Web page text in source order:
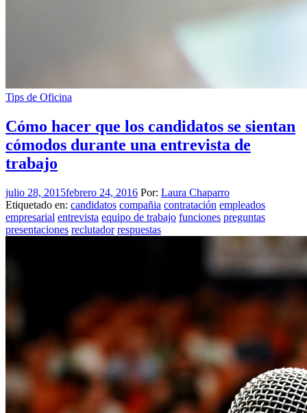
Tips de Oficina
Cómo hacer que los candidatos se sientan
cómodos durante una entrevista de
trabajo
julio 28, 2015febrero 24, 2016 Por: Laura Chaparro
Etiquetado en: candidatos compañia contratación empleados
empresarial entrevista equipo de trabajo funciones preguntas
presentaciones reclutador respuestas